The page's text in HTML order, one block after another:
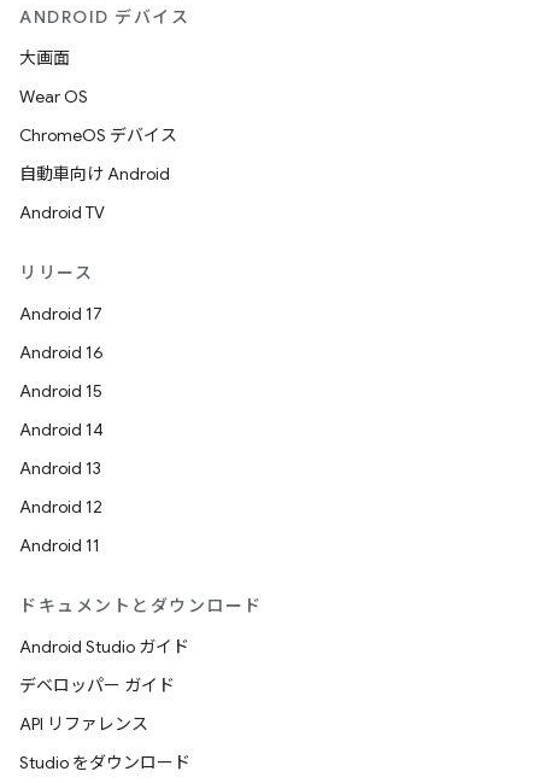
ANDROID デバイス
大画面
Wear OS
ChromeOS デバイス
自動車向け Android
Android TV
リリース
Android 17
Android 16
Android 15
Android 14
Android 13
Android 12
Android 11
ドキュメントとダウンロード
Android Studio ガイド
デベロッパー ガイド
API リファレンス
Studio をダウンロード